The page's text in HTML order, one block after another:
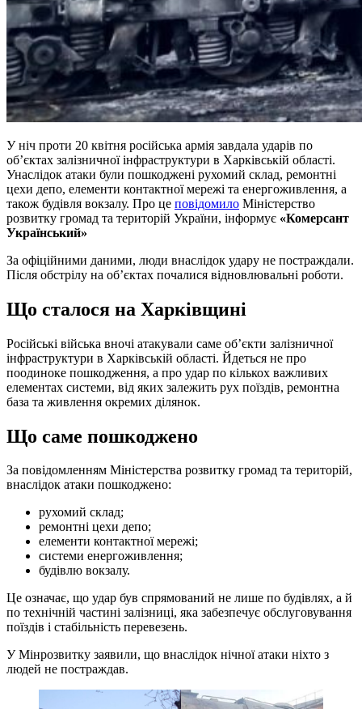
У ніч проти 20 квітня російська армія завдала ударів по
об’єктах залізничної інфраструктури в Харківській області.
Унаслідок атаки були пошкоджені рухомий склад, ремонтні
цехи депо, елементи контактної мережі та енергоживлення, а
також будівля вокзалу. Про це повідомило Міністерство
розвитку громад та територій України, інформує «Комерсант
Український»
За офіційними даними, люди внаслідок удару не постраждали.
Після обстрілу на об’єктах почалися відновлювальні роботи.
Що сталося на Харківщині
Російські війська вночі атакували саме об’єкти залізничної
інфраструктури в Харківській області. Йдеться не про
поодиноке пошкодження, а про удар по кількох важливих
елементах системи, від яких залежить рух поїздів, ремонтна
база та живлення окремих ділянок.
Що саме пошкоджено
За повідомленням Міністерства розвитку громад та територій,
внаслідок атаки пошкоджено:
рухомий склад;
ремонтні цехи депо;
елементи контактної мережі;
системи енергоживлення;
будівлю вокзалу.
Це означає, що удар був спрямований не лише по будівлях, а й
по технічній частині залізниці, яка забезпечує обслуговування
поїздів і стабільність перевезень.
У Мінрозвитку заявили, що внаслідок нічної атаки ніхто з
людей не постраждав.